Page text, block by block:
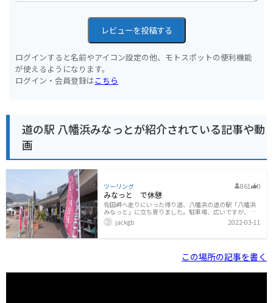
レビューを投稿する
ログインすると名前やアイコン設定の他、モトスポットの便利機能
が使えるようになります。
ログイン・会員登録はこちら
道の駅 八幡浜みなっとが紹介されている記事や動
画
ツーリング 861 0
みなっと で休憩
佐田岬へ走りにいった帰り道、八幡浜の道の駅「八幡浜
みなっと」に立ち寄りました。駐車場、広いですが、人
気があるらしく、結構混んでいます。バイクを端っこに
停めて、道の駅を見てみますと、ここの売りが、新鮮な
れた新鮮な魚が魚市場になって販売されています。海産
ここで購入した海産物をすぐにバーベキューで楽しむこ
ともできます。今回はしませんでしたがｗｗ。じゃこ天
jackgb 2022-03-11
この場所の記事を書く